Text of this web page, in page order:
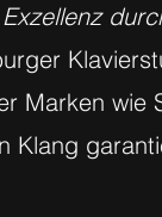
Marken wie
Klang